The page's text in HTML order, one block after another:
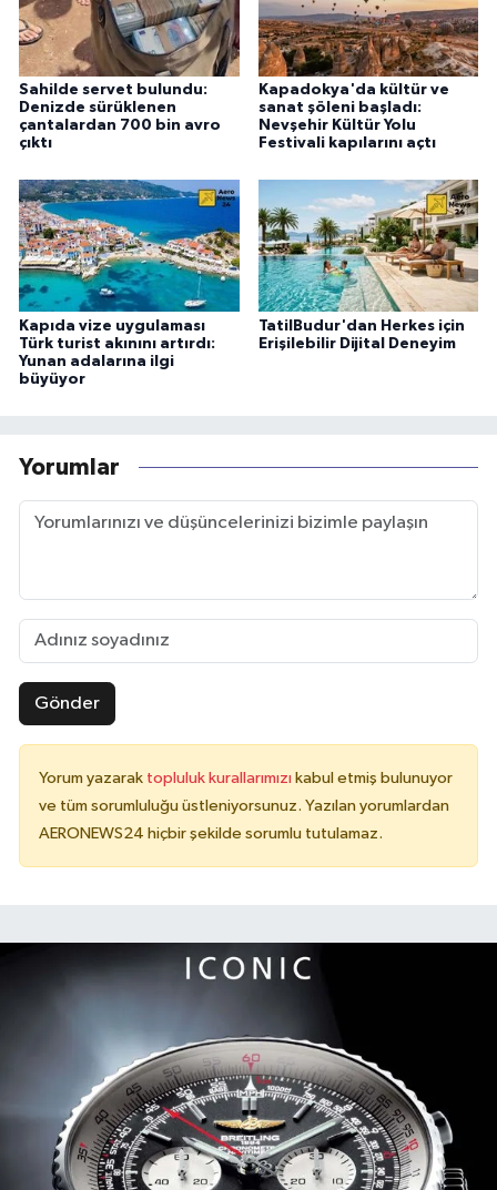
Sahilde servet bulundu:
Denizde sürüklenen
çantalardan 700 bin avro
çıktı
Kapadokya'da kültür ve
sanat şöleni başladı:
Nevşehir Kültür Yolu
Festivali kapılarını açtı
Kapıda vize uygulaması
Türk turist akınını artırdı:
Yunan adalarına ilgi
büyüyor
TatilBudur'dan Herkes için
Erişilebilir Dijital Deneyim
Yorumlar
Gönder
Yorum yazarak topluluk kurallarımızı kabul etmiş bulunuyor
ve tüm sorumluluğu üstleniyorsunuz. Yazılan yorumlardan
AERONEWS24 hiçbir şekilde sorumlu tutulamaz.